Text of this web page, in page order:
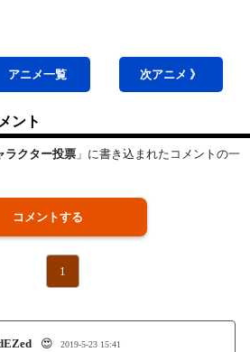
アニメ一覧 次アニメ 》
ント
ラクター投票 」に書き込まれたコメントの一
コメントする
1
😍 2019-5-23 15:41